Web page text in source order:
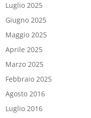
Luglio 2025
Giugno 2025
Maggio 2025
Aprile 2025
Marzo 2025
Febbraio 2025
Agosto 2016
Luglio 2016